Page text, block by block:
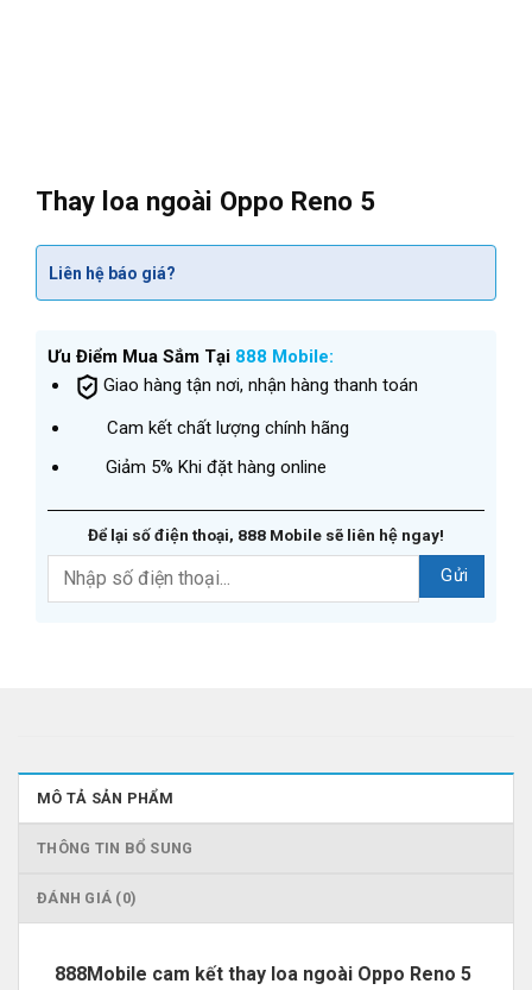
Thay loa ngoài Oppo Reno 5
Liên hệ báo giá?
Ưu Điểm Mua Sắm Tại 888 Mobile:
Giao hàng tận nơi, nhận hàng thanh toán
Cam kết chất lượng chính hãng
Giảm 5% Khi đặt hàng online
Để lại số điện thoại, 888 Mobile sẽ liên hệ ngay!
MÔ TẢ SẢN PHẨM
THÔNG TIN BỔ SUNG
ĐÁNH GIÁ (0)
888Mobile cam kết thay loa ngoài Oppo Reno 5